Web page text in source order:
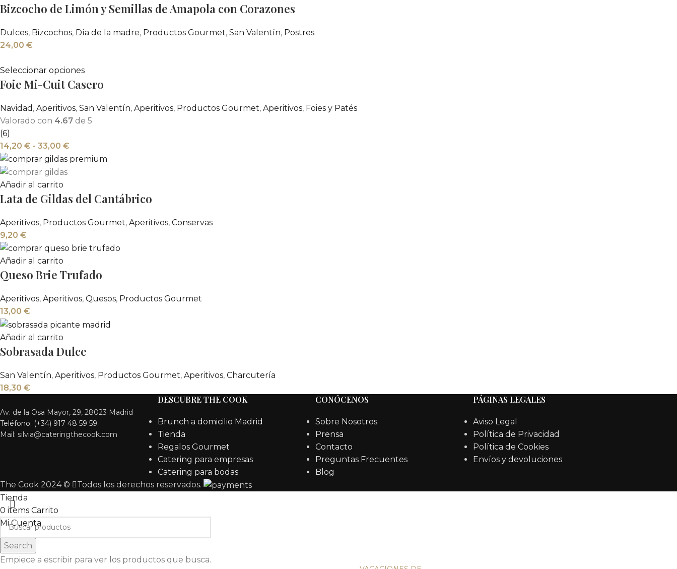
Bizcocho de Limón y Semillas de Amapola con Corazones
Dulces, Bizcochos, Día de la madre, Productos Gourmet, San Valentín, Postres
24,00 €
Seleccionar opciones
Foie Mi-Cuit Casero
Navidad , Aperitivos, San Valentín, Aperitivos, Productos Gourmet, Aperitivos, Foies y Patés
Valorado con 4.67 de 5
(6)
14,20 € - 33,00 €
Añadir al carrito
Lata de Gildas del Cantábrico
Aperitivos, Productos Gourmet, Aperitivos, Conservas
9,20 €
Añadir al carrito
Queso Brie Trufado
Aperitivos, Aperitivos, Quesos, Productos Gourmet
13,00 €
Añadir al carrito
Sobrasada Dulce
San Valentín, Aperitivos, Productos Gourmet, Aperitivos, Charcutería
18,30 €
Av. de la Osa Mayor, 29, 28023 Madrid
Teléfono: (+34) 917 48 59 59
Mail: silvia@cateringthecook.com
DESCUBRE THE COOK
Brunch a domicilio Madrid
Tienda
Regalos Gourmet
Catering para empresas
Catering para bodas
CONÓCENOS
Sobre Nosotros
Prensa
Contacto
Preguntas Frecuentes
Blog
PÁGINAS LEGALES
Aviso Legal
Política de Privacidad
Política de Cookies
Envíos y devoluciones
The Cook 2024 © Todos los derechos reservados.
Search
Empiece a escribir para ver los productos que busca.
Tienda
0 items Carrito
Mi Cuenta